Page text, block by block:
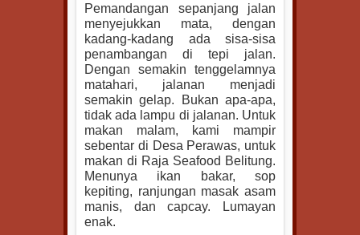
Pemandangan sepanjang jalan
menyejukkan mata, dengan
kadang-kadang ada sisa-sisa
penambangan di tepi jalan.
Dengan semakin tenggelamnya
matahari, jalanan menjadi
semakin gelap. Bukan apa-apa,
tidak ada lampu di jalanan. Untuk
makan malam, kami mampir
sebentar di Desa Perawas, untuk
makan di Raja Seafood Belitung.
Menunya ikan bakar, sop
kepiting, ranjungan masak asam
manis, dan capcay. Lumayan
enak.